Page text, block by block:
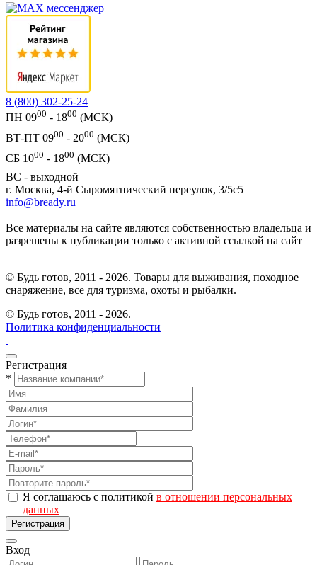
8 (800) 302-25-24
ПН 0900 - 1800 (МСК)
ВТ-ПТ 0900 - 2000 (МСК)
СБ 1000 - 1800 (МСК)
ВС - выходной
г. Москва, 4-й Сыромятнический переулок, 3/5с5
info@bready.ru
Все материалы на сайте являются собственностью владельца и
разрешены к публикации только с активной ссылкой на сайт
© Будь готов, 2011 - 2026. Товары для выживания, походное
снаряжение, все для туризма, охоты и рыбалки.
© Будь готов, 2011 - 2026.
Политика конфиденциальности
Регистрация
*
Я соглашаюсь с политикой в отношении персональных
данных
Регистрация
Вход